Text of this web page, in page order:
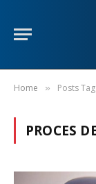
Home » Posts
PROCES